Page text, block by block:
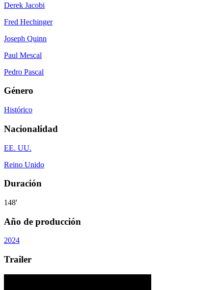
Derek Jacobi
Fred Hechinger
Joseph Quinn
Paul Mescal
Pedro Pascal
Género
Histórico
Nacionalidad
EE. UU.
Reino Unido
Duración
148'
Año de producción
2024
Trailer